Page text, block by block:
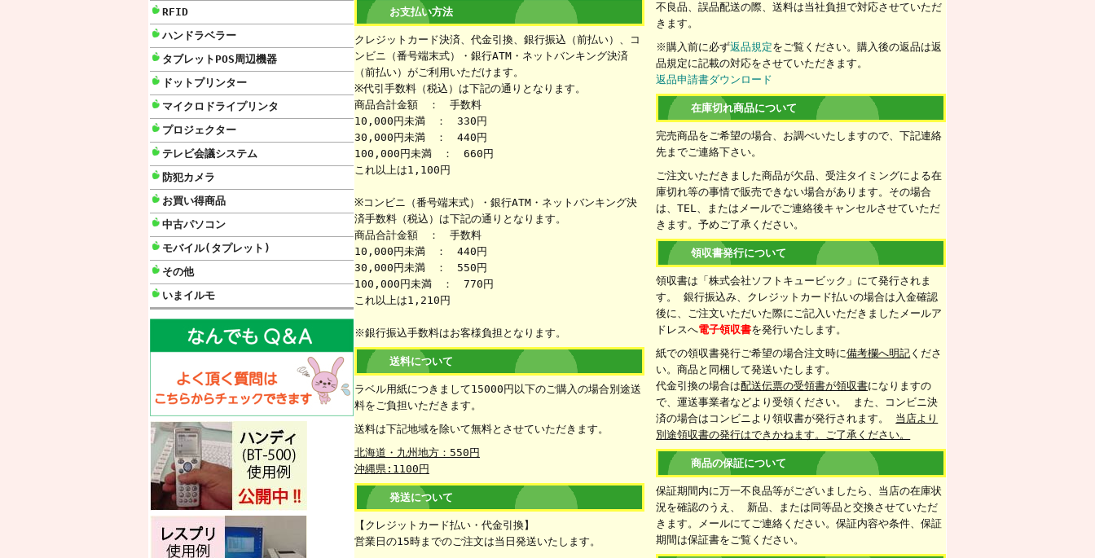
RFID
ハンドラベラー
タブレットPOS周辺機器
ドットプリンター
マイクロドライプリンタ
プロジェクター
テレビ会議システム
防犯カメラ
お買い得商品
中古パソコン
モバイル(タプレット)
その他
いまイルモ
お支払い方法
クレジットカード決済、代金引換、銀行振込（前払い）、コ
ンビニ（番号端末式）・銀行ATM・ネットバンキング決済
（前払い）がご利用いただけます。
※代引手数料（税込）は下記の通りとなります。
商品合計金額 ： 手数料
10,000円未満 ： 330円
30,000円未満 ： 440円
100,000円未満 ： 660円
これ以上は1,100円
※コンビニ（番号端末式）・銀行ATM・ネットバンキング決
済手数料（税込）は下記の通りとなります。
商品合計金額 ： 手数料
10,000円未満 ： 440円
30,000円未満 ： 550円
100,000円未満 ： 770円
これ以上は1,210円
※銀行振込手数料はお客様負担となります。
送料について
ラベル用紙につきまして15000円以下のご購入の場合別途送
料をご負担いただきます。
送料は下記地域を除いて無料とさせていただきます。
北海道・九州地方：550円
沖縄県:1100円
発送について
【クレジットカード払い・代金引換】
営業日の15時までのご注文は当日発送いたします。
不良品、誤品配送の際、送料は当社負担で対応させていただ
きます。
※購入前に必ず返品規定をご覧ください。購入後の返品は返
品規定に記載の対応をさせていただきます。
返品申請書ダウンロード
在庫切れ商品について
完売商品をご希望の場合、お調べいたしますので、下記連絡
先までご連絡下さい。
ご注文いただきました商品が欠品、受注タイミングによる在
庫切れ等の事情で販売できない場合があります。その場合
は、TEL、またはメールでご連絡後キャンセルさせていただ
きます。予めご了承ください。
領収書発行について
領収書は「株式会社ソフトキュービック」にて発行されま
す。 銀行振込み、クレジットカード払いの場合は入金確認
後に、ご注文いただいた際にご記入いただきましたメールア
ドレスへ電子領収書を発行いたします。
紙での領収書発行ご希望の場合注文時に備考欄へ明記 くださ
い。商品と同梱して発送いたします。
代金引換の場合は配送伝票の受領書が領収書になりますの
で、運送事業者などより受領ください。 また、コンビニ決
済の場合はコンビニより領収書が発行されます。 当店より
別途領収書の発行はできかねます。ご了承ください。
商品の保証について
保証期間内に万一不良品等がございましたら、当店の在庫状
況を確認のうえ、 新品、または同等品と交換させていただ
きます。メールにてご連絡ください。保証内容や条件、保証
期間は保証書をご覧ください。